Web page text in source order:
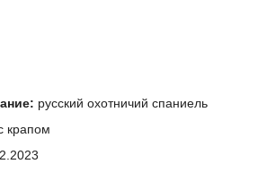
русский охотничий спаниель
крапом